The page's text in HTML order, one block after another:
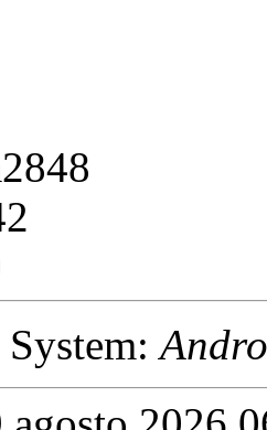
2848
System: